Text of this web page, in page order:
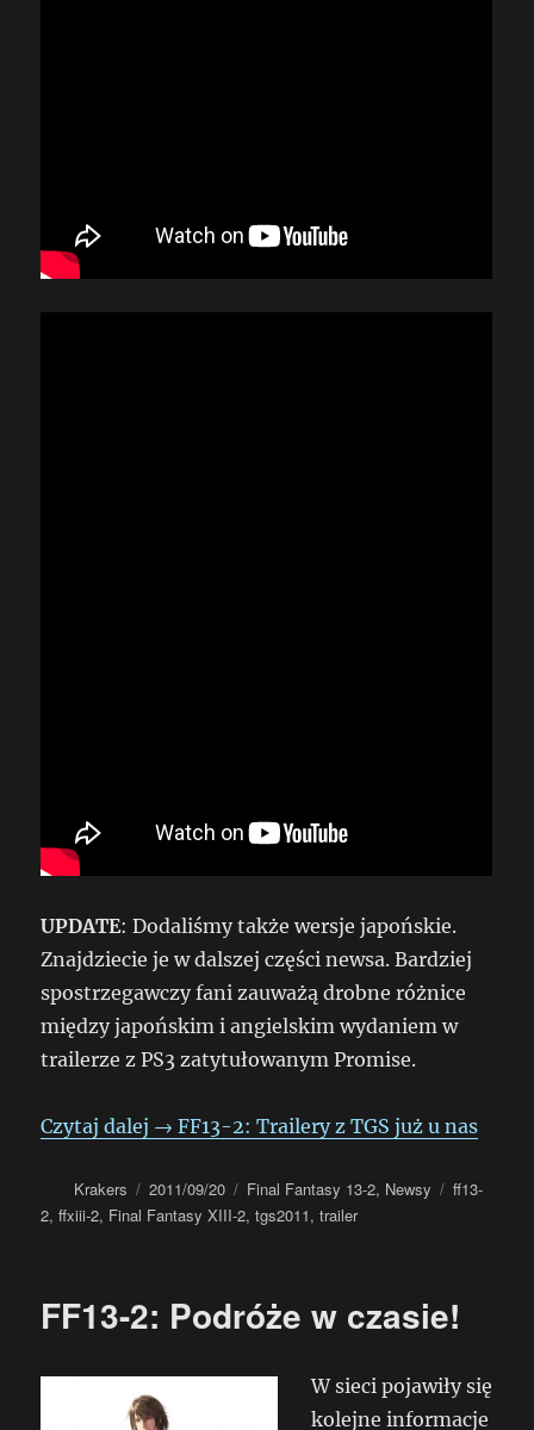
UPDATE: Dodaliśmy także wersje japońskie.
Znajdziecie je w dalszej części newsa. Bardziej
spostrzegawczy fani zauważą drobne różnice
między japońskim i angielskim wydaniem w
trailerze z PS3 zatytułowanym Promise.
Czytaj dalej → FF13-2: Trailery z TGS już u nas
Autor
Krakers
Data
publikacji
2011/09/20 Kategorie
Final Fantasy 13-2, Newsy Tagi
ff13-
2,ffxiii-2, Final Fantasy XIII-2,tgs2011,trailer
FF13-2: Podróże w czasie!
W sieci pojawiły się
kolejne informacje